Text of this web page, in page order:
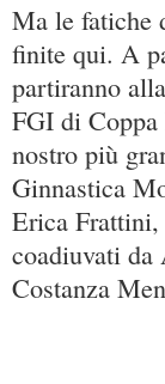
Ma le fatiche
finite qui. A
partiranno
FGI di
nostro più
Ginnastica
Erica Frattini,
coadiuvati
Costanza